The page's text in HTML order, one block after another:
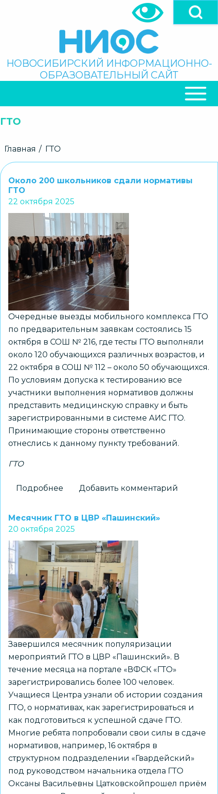
Поиск
НОВОСИБИРСКИЙ ИНФОРМАЦИОННО-
ОБРАЗОВАТЕЛЬНЫЙ САЙТ
НАВИГАЦИЯ
ГТО
Строка
Главная ГТО
Около 200 школьников сдали нормативы
ГТО
22 октября 2025
Очередные выезды мобильного комплекса ГТО
по предварительным заявкам состоялись 15
октября в СОШ № 216, где тесты ГТО выполняли
около 120 обучающихся различных возрастов, и
22 октября в СОШ № 112 – около 50 обучающихся.
По условиям допуска к тестированию все
участники выполнения нормативов должны
представить медицинскую справку и быть
зарегистрированными в системе АИС ГТО.
Принимающие стороны ответственно
отнеслись к данному пункту требований.
ГТО
Подробнее
200
школьников
сдали
нормативы
ГТО
Добавить комментарий
Месячник ГТО в ЦВР «Пашинский»
20 октября 2025
Завершился месячник популяризации
мероприятий ГТО в ЦВР «Пашинский». В
течение месяца на портале «ВФСК «ГТО»
зарегистрировались более 100 человек.
Учащиеся Центра узнали об истории создания
ГТО, о нормативах, как зарегистрироваться и
как подготовиться к успешной сдаче ГТО.
Многие ребята попробовали свои силы в сдаче
нормативов, например, 16 октября в
структурном подразделении «Гвардейский»
под руководством начальника отдела ГТО
Оксаны Васильевны Цатковскойпрошел приём